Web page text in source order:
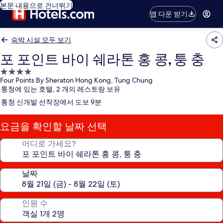
본문 내용으로 건너뛰기
앱 다운 받기
숙박 시설 모두 보기
포 포인트 바이 쉐라톤 홍 콩, 퉁 충
4.0
성
급
숙
박
시
설
Four Points By Sheraton Hong Kong, Tung Chung
퉁청에 있는 호텔, 2 개의 레스토랑 보유
통청 신개발 선착장에서 도보 9분
요금을 확인할 날짜 선택
어디로 가세요?
날짜
인원 수